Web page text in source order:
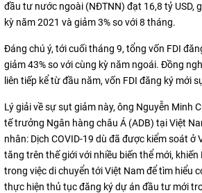
đầu tư nước ngoài (NĐTNN) đạt 16,8 tỷ USD,
kỳ năm 2021 và giảm 3% so với 8 tháng.
Đáng chú ý, tới cuối tháng 9, tổng vốn FDI
giảm 43% so với cùng kỳ năm ngoái. Đồng
liên tiếp kể từ đầu năm, vốn FDI đăng ký mới
Lý giải về sự sụt giảm này, ông Nguyễn Minh
tế trưởng Ngân hàng châu Á (ADB) tại Việt
nhân: Dịch COVID-19 dù đã được kiểm soát ở
tăng trên thế giới với nhiều biến thể mới,
trong việc di chuyển tới Việt Nam để tìm hiểu
thực hiện thủ tục đăng ký dự án đầu tư mới